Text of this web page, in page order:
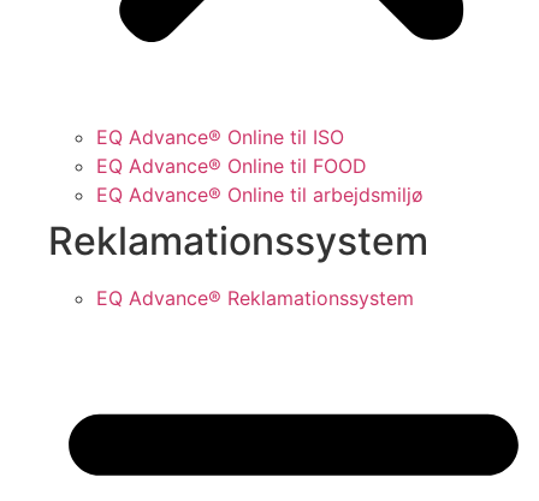
EQ Advance® Online til ISO
EQ Advance® Online til FOOD
EQ Advance® Online til arbejdsmiljø
Reklamationssystem
EQ Advance® Reklamationssystem